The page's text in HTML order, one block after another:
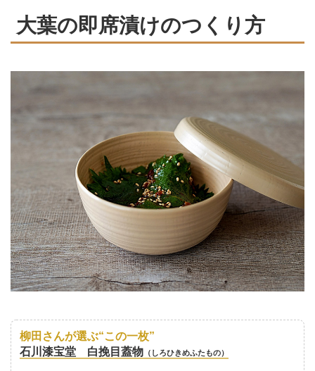
大葉の即席漬けのつくり方
柳田さんが選ぶ“この一枚”
石川漆宝堂 白挽目蓋物 （しろひきめふたもの）